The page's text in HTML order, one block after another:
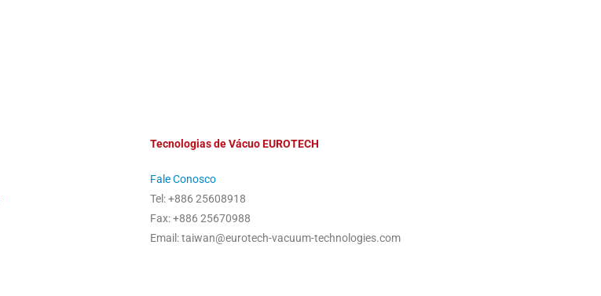
Tecnologias de Vácuo EUROTECH
Fale Conosco
Tel: +886 25608918
Fax: +886 25670988
Email: taiwan@eurotech-vacuum-technologies.com